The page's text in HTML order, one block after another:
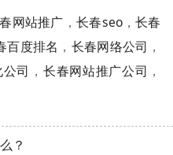
网站推广 ， 长春seo，长春
百度排名 ， 长春网络公司 ，
司 ， 长春网站推广公司 ，
？